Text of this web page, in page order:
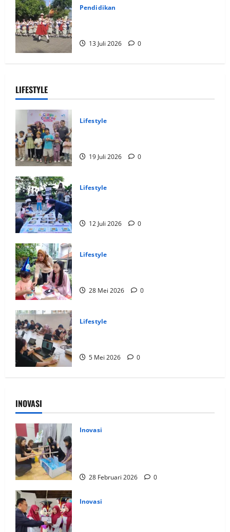
Pendidikan
13 Juli 2026 0
LIFESTYLE
Lifestyle
19 Juli 2026 0
Lifestyle
12 Juli 2026 0
Lifestyle
28 Mei 2026 0
Lifestyle
5 Mei 2026 0
INOVASI
Inovasi
28 Februari 2026 0
Inovasi